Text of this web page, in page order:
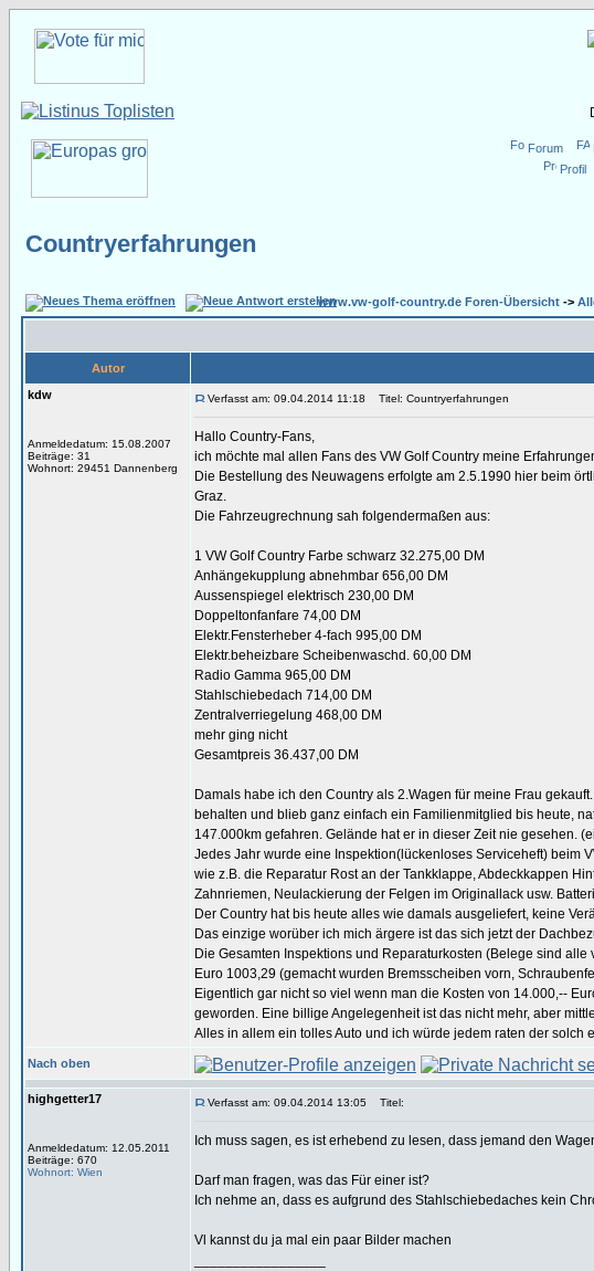
Forum
Profil
Countryerfahrungen
www.vw-golf-country.de Foren-Übersicht ->
Autor
kdw
Anmeldedatum: 15.08.2007
Beiträge: 31
Wohnort: 29451 Dannenberg
Verfasst am: 09.04.2014 11:18 Titel: Countryerfahrungen
Hallo Country-Fans,
ich möchte mal allen Fans des VW Golf Country meine
Die Bestellung des Neuwagens erfolgte am 2.5.1990 hier beim
Graz.
Die Fahrzeugrechnung sah folgendermaßen aus:
1 VW Golf Country Farbe schwarz 32.275,00 DM
Anhängekupplung abnehmbar 656,00 DM
Aussenspiegel elektrisch 230,00 DM
Doppeltonfanfare 74,00 DM
Elektr.Fensterheber 4-fach 995,00 DM
Elektr.beheizbare Scheibenwaschd. 60,00 DM
Radio Gamma 965,00 DM
Stahlschiebedach 714,00 DM
Zentralverriegelung 468,00 DM
mehr ging nicht
Gesamtpreis 36.437,00 DM
Damals habe ich den Country als 2.Wagen für meine Frau
behalten und blieb ganz einfach ein Familienmitglied bis heute,
147.000km gefahren. Gelände hat er in dieser Zeit nie gesehen.
Jedes Jahr wurde eine Inspektion(lückenloses Serviceheft) beim
wie z.B. die Reparatur Rost an der Tankklappe, Abdeckkappen
Zahnriemen, Neulackierung der Felgen im Originallack usw.
Der Country hat bis heute alles wie damals ausgeliefert, keine
Das einzige worüber ich mich ärgere ist das sich jetzt der
Die Gesamten Inspektions und Reparaturkosten (Belege sind
Euro 1003,29 (gemacht wurden Bremsscheiben vorn,
Eigentlich gar nicht so viel wenn man die Kosten von 14.000,--
geworden. Eine billige Angelegenheit ist das nicht mehr, aber
Alles in allem ein tolles Auto und ich würde jedem raten der
Nach oben
highgetter17
Anmeldedatum: 12.05.2011
Beiträge: 670
Wohnort: Wien
Verfasst am: 09.04.2014 13:05 Titel:
Ich muss sagen, es ist erhebend zu lesen, dass jemand den
Darf man fragen, was das Für einer ist?
Ich nehme an, dass es aufgrund des Stahlschiebedaches kein
Vl kannst du ja mal ein paar Bilder machen